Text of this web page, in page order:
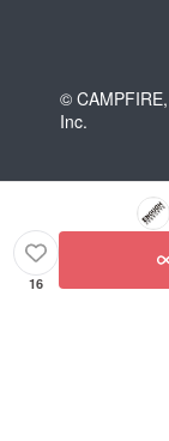
© CAMPFIRE,
Inc.
16